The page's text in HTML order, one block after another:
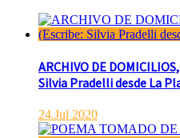
ARCHIVO DE
Silvia Pradelli desde La
24.Jul 2020